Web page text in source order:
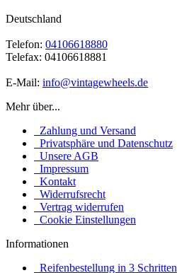
Deutschland
Telefon: 04106618880
Telefax: 04106618881
E-Mail: info@vintagewheels.de
Mehr über...
Zahlung und Versand
Privatsphäre und Datenschutz
Unsere AGB
Impressum
Kontakt
Widerrufsrecht
Vertrag widerrufen
Cookie Einstellungen
Informationen
Reifenbestellung in 3 Schritten